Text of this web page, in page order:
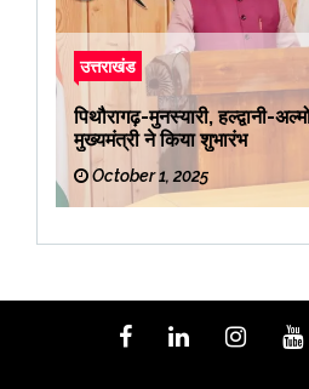
उत्तराखंड
पिथौरागढ़-मुनस्यारी, हल्द्वानी-
मुख्यमंत्री ने किया शुभारंभ
October 1, 2025